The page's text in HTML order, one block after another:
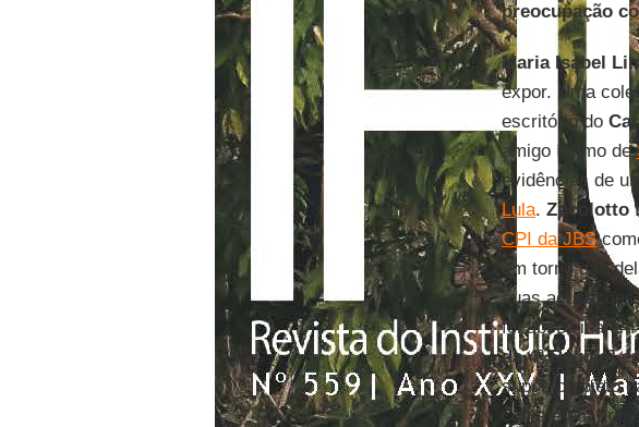
preocupação
Maria Isabel
expor. Uma
escritório do
amigo íntimo de
evidências de
Lula. Zucolotto
CPI da JBS
em torno das
suas
foi absolvida
da 4ª Região]
suposto objeto
conta é em